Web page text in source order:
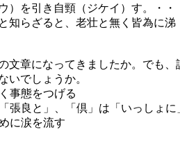
）を引き自頸（ジケイ）す。・
知らざると、老壮と無く皆為に涕
文章になってきましたか。でも、
いでしょうか。
態をつげる
良と」、「倶」は「いっしょに
に涙を流す